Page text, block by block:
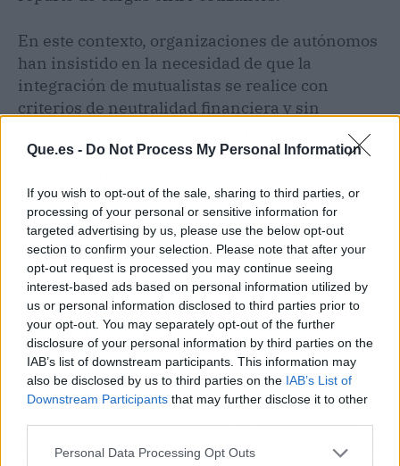
Que.es - Do Not Process My Personal Information
If you wish to opt-out of the sale, sharing to third parties, or
processing of your personal or sensitive information for
targeted advertising by us, please use the below opt-out
section to confirm your selection. Please note that after your
opt-out request is processed you may continue seeing
interest-based ads based on personal information utilized by
us or personal information disclosed to third parties prior to
your opt-out. You may separately opt-out of the further
disclosure of your personal information by third parties on the
IAB’s list of downstream participants. This information may
also be disclosed by us to third parties on the IAB’s List of
Downstream Participants that may further disclose it to other
Personal Data Processing Opt Outs
En este contexto, organizaciones de autónomos
han insistido en la necesidad de que la
integración de mutualistas se realice con
criterios de neutralidad financiera y sin
centrado parte del debate. Las estimaciones
manejadas durante la tramitación apuntan a
que cerca de 100.000 mutualistas de siete
profesiones podrían acogerse a la pasarela,
aunque el número final dependerá de las
condiciones definitivas y de los perfiles que
opten por incorporarse al RETA.
Con su paso por el Pleno, la pasarela al RETA
afronta un momento clave antes de continuar
su tramitación en el Senado. El resultado del
debate determinará el alcance definitivo de una